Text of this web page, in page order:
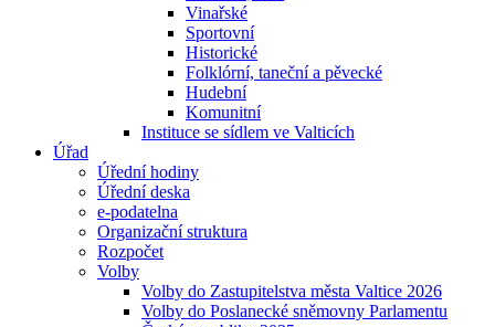
Vinařské
Sportovní
Historické
Folklórní, taneční a pěvecké
Hudební
Komunitní
Instituce se sídlem ve Valticích
Úřad
Úřední hodiny
Úřední deska
e-podatelna
Organizační struktura
Rozpočet
Volby
Volby do Zastupitelstva města Valtice 2026
Volby do Poslanecké sněmovny Parlamentu